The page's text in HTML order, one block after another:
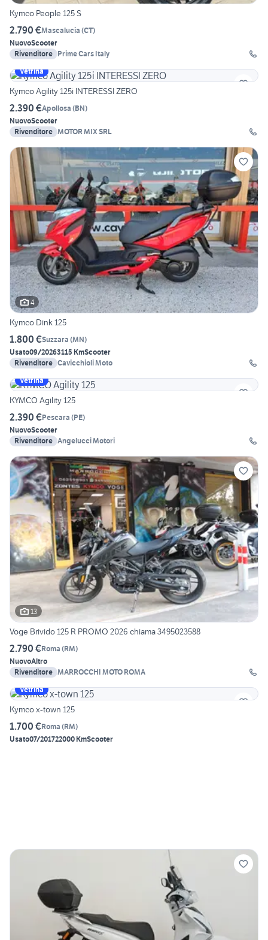
Kymco People 125 S
2.790 €Mascalucia (CT)
NuovoScooter
Rivenditore Prime Cars Italy
Vetrina
Kymco Agility 125i INTERESSI ZERO
2.390 €Apollosa (BN)
NuovoScooter
Rivenditore
MOTOR MIX SRL
4
Kymco Dink 125
1.800 €Suzzara (MN)
Usato09/20263115 KmScooter
Rivenditore Cavicchioli Moto
Vetrina
KYMCO Agility 125
2.390 €Pescara (PE)
NuovoScooter
Rivenditore Angelucci Motori
13
Voge Brivido 125 R PROMO 2026 chiama 3495023588
2.790 €Roma (RM)
NuovoAltro
Rivenditore MARROCCHI MOTO ROMA
Vetrina
Kymco x-town 125
1.700 €Roma (RM)
Usato07/201722000 KmScooter